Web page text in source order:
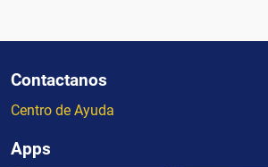
Contactanos
Centro de Ayuda
Apps